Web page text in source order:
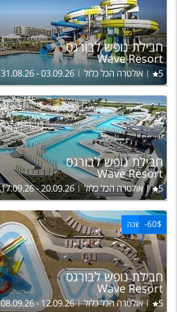
חבילת נופש לבורגס
Wave Resort
5 אולטרה הכל כלול 31.08.26 - 03.09.26
חבילת נופש לבורגס
Wave Resort
5 אולטרה הכל כלול 17.09.26 - 20.09.26
ראש השנה
-60$
חבילת נופש לבורגס
Wave Resort
5 אולטרה הכל כלול 08.09.26 - 12.09.26